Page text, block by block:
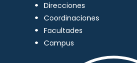
Direcciones
Coordinaciones
Facultades
Campus